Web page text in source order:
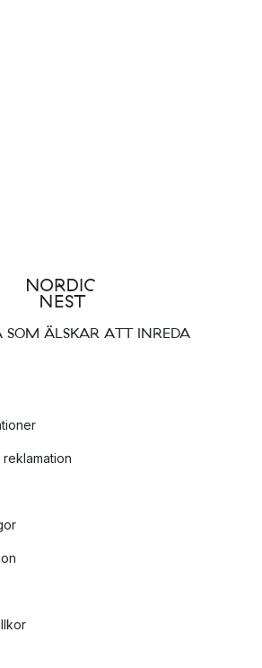
SOM ÄLSKAR ATT INREDA